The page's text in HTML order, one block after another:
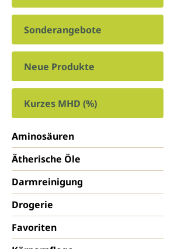
Sonderangebote
Neue Produkte
Kurzes MHD (%)
Aminosäuren
Ätherische Öle
Darmreinigung
Drogerie
Favoriten